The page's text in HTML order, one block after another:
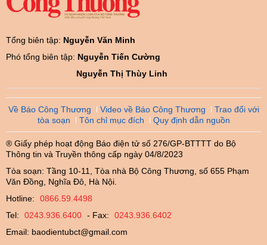
Tổng biên tập: Nguyễn Văn Minh
Phó tổng biên tập: Nguyễn Tiến Cường
Nguyễn Thị Thùy Linh
Về Báo Công Thương Video về Báo Công Thương
Trao đổi với
tòa soạn
Tôn chỉ mục đích Quy định dẫn nguồn
® Giấy phép hoạt động Báo điện tử số 276/GP-BTTTT do Bộ
Thông tin và Truyền thông cấp ngày 04/8/2023
Tòa soạn: Tầng 10-11, Tòa nhà Bộ Công Thương, số 655 Phạm
Văn Đồng, Nghĩa Đô, Hà Nội.
Hotline:
0866.59.4498
Tel:
0243.936.6400 - Fax:
0243.936.6402
Email: baodientubct@gmail.com